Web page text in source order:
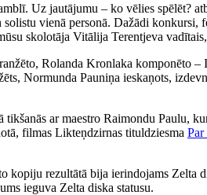
Uz jautājumu – ko vēlies spēlēt?
vienā personā. Dažādi konkursi,
skolotāja Vitālija Terentjeva
Rolanda Kronlaka komponēto
Normunda Pauniņa ieskaņots,
ar maestro Raimondu Paulu,
filmas Likteņdzirnas tituldziesma
kopiju rezultātā bija ierindojams Zelta
ieguva Zelta diska statusu.